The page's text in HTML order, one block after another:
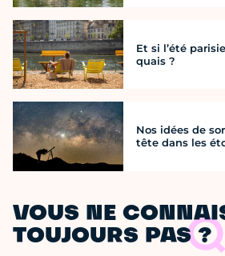
Et si l’été
quais ?
Nos idées de
tête dans les
VOUS NE
TOUJOURS PAS ?